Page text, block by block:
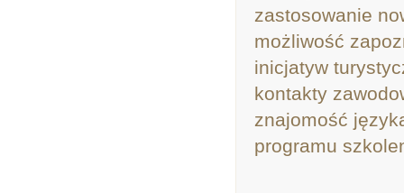
zastosowanie
możliwość
inicjatyw
kontakty
znajomość
programu